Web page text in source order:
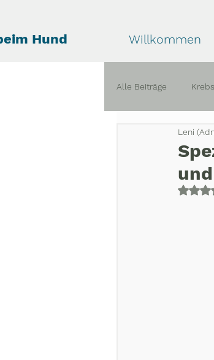
Hund Willkommen
Alle Beiträge
Krise & Trauer bei
Leni